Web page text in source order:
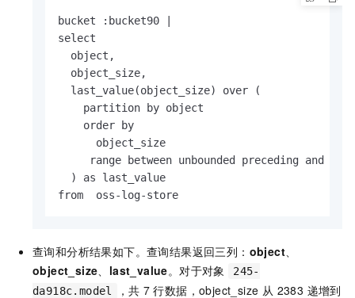
bucket :bucket90 |
select
  object,
  object_size,
  last_value(object_size) over (
    partition by object
    order by
      object_size
range between unbounded preceding and
  ) as last_value
from  oss-log-store
查询和分析结果如下。查询结果返回三列： object
object_size
last_value。对于对象
245-
da918c.model
，共 7 行数据，object_size 从 2383 递增到